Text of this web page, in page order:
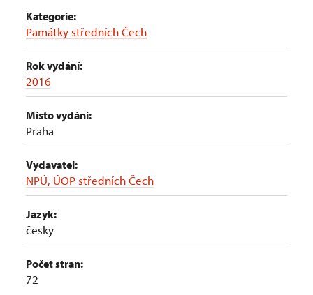
Kategorie:
Památky středních Čech
Rok vydání:
2016
Místo vydání:
Praha
Vydavatel:
NPÚ, ÚOP středních Čech
Jazyk:
česky
Počet stran:
72